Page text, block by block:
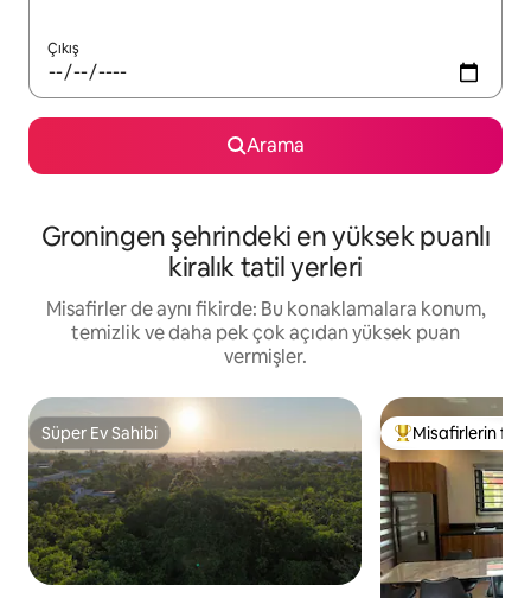
Çıkış
Arama
Groningen şehrindeki en yüksek puanlı
kiralık tatil yerleri
Misafirler de aynı fikirde: Bu konaklamalara konum,
temizlik ve daha pek çok açıdan yüksek puan
vermişler.
Süper Ev Sahibi
Süper Ev Sahibi Misafirlerin
Misafirlerin